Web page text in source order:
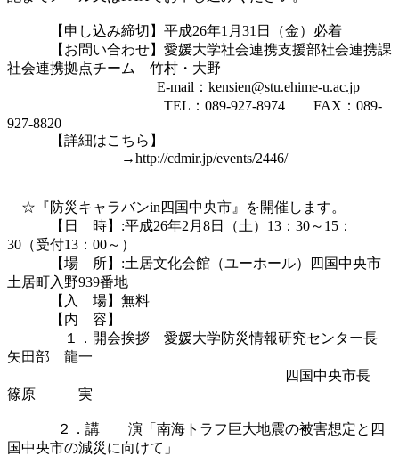
【申し込み締切】平成26年1月31日（金）必着
【お問い合わせ】愛媛大学社会連携支援部社会連携課
社会連携拠点チーム　竹村・大野
TEL：089-927-8974　　FAX：089-
927-8820
【詳細はこちら】
→http://cdmir.jp/events/2446/
☆『防災キャラバンin四国中央市』を開催します。
【日　時】:平成26年2月8日（土）13：30～15：
30（受付13：00～）
【場　所】:土居文化会館（ユーホール）四国中央市
土居町入野939番地
【入　場】無料
【内　容】
１．開会挨拶　愛媛大学防災情報研究センター長
矢田部　龍一
篠原　　　実
国中央市の減災に向けて」